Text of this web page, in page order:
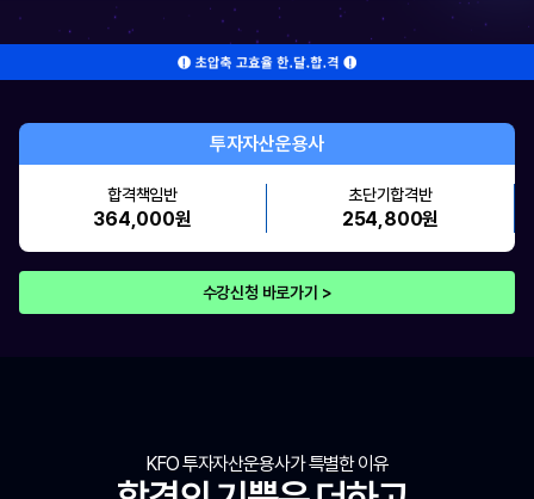
투자자산운용사
합격책임반
364,000원
초단기합격반
254,800원
수강신청 바로가기 >
KFO 투자자산운용사가 특별한 이유